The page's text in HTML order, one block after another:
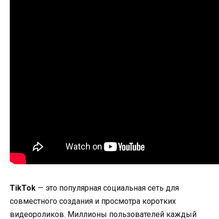
TikTok — это популярная социальная сеть для
совместного создания и просмотра коротких
видеороликов. Миллионы пользователей каждый